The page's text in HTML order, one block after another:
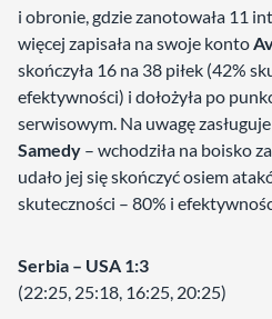
i obronie, gdzie zanotowała 11
więcej zapisała na swoje konto
skończyła 16 na 38 piłek (42%
efektywności) i dołożyła po
serwisowym. Na uwagę
Samedy – wchodziła na boisko
udało jej się skończyć osiem
skuteczności – 80% i
Serbia – USA 1:3
(22:25, 25:18, 16:25, 20:25)